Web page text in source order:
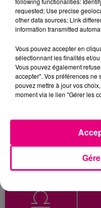
Bélier
requested; Use precise
other data sources; Link
information transmitted
Vous pouvez accepter en
sélectionnant les finalités et/
Vous pouvez également
accepter". Vos préférences
pouvez mettre à jour vos
moment via le lien "Gérer les